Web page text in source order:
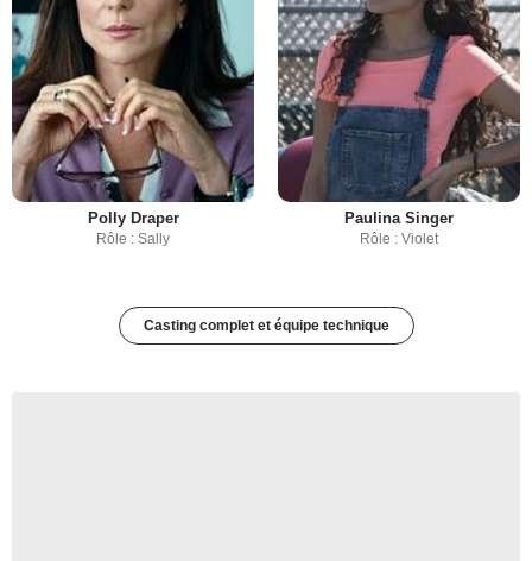
Polly Draper
Rôle : Sally
Paulina Singer
Rôle : Violet
Casting complet et équipe technique